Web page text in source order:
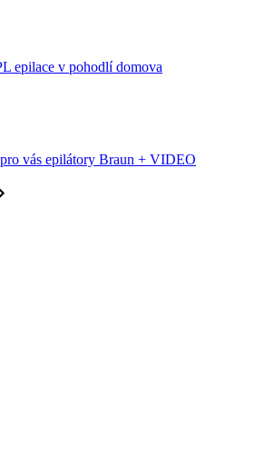
epilace v pohodlí domova
vás epilátory Braun + VIDEO